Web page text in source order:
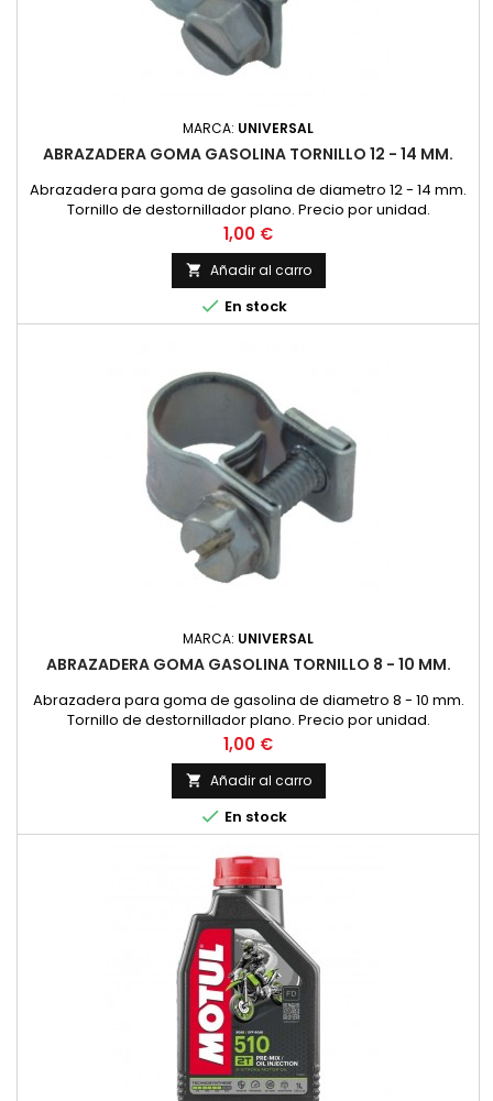
MARCA: UNIVERSAL
ABRAZADERA GOMA GASOLINA TORNILLO 12 - 14 MM.
Abrazadera para goma de gasolina de diametro 12 - 14 mm.
Tornillo de destornillador plano. Precio por unidad.
Precio
1,00 €
 Añadir al carro
 En stock
MARCA: UNIVERSAL
ABRAZADERA GOMA GASOLINA TORNILLO 8 - 10 MM.
Abrazadera para goma de gasolina de diametro 8 - 10 mm.
Tornillo de destornillador plano. Precio por unidad.
Precio
1,00 €
 Añadir al carro
 En stock